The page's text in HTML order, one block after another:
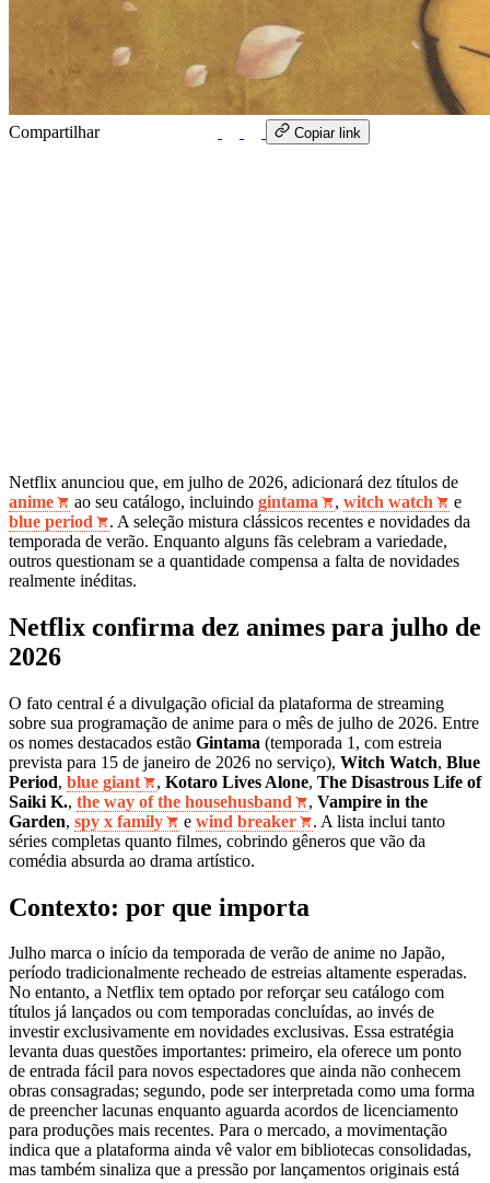
Compartilhar Copiar link
Netflix anunciou que, em julho de 2026, adicionará dez títulos de
anime
ao seu catálogo, incluindo gintama , witch watch
e
blue period
. A seleção mistura clássicos recentes e novidades da
temporada de verão. Enquanto alguns fãs celebram a variedade,
outros questionam se a quantidade compensa a falta de novidades
realmente inéditas.
Netflix confirma dez animes para julho de
2026
O fato central é a divulgação oficial da plataforma de streaming
sobre sua programação de anime para o mês de julho de 2026. Entre
os nomes destacados estão Gintama (temporada 1, com estreia
prevista para 15 de janeiro de 2026 no serviço), Witch Watch, Blue
Period, blue giant , Kotaro Lives Alone, The Disastrous Life of
Saiki K., the way of the househusband , Vampire in the
Garden, spy x family e wind breaker
. A lista inclui tanto
séries completas quanto filmes, cobrindo gêneros que vão da
comédia absurda ao drama artístico.
Contexto: por que importa
Julho marca o início da temporada de verão de anime no Japão,
período tradicionalmente recheado de estreias altamente esperadas.
No entanto, a Netflix tem optado por reforçar seu catálogo com
títulos já lançados ou com temporadas concluídas, ao invés de
investir exclusivamente em novidades exclusivas. Essa estratégia
levanta duas questões importantes: primeiro, ela oferece um ponto
de entrada fácil para novos espectadores que ainda não conhecem
obras consagradas; segundo, pode ser interpretada como uma forma
de preencher lacunas enquanto aguarda acordos de licenciamento
para produções mais recentes. Para o mercado, a movimentação
indica que a plataforma ainda vê valor em bibliotecas consolidadas,
mas também sinaliza que a pressão por lançamentos originais está